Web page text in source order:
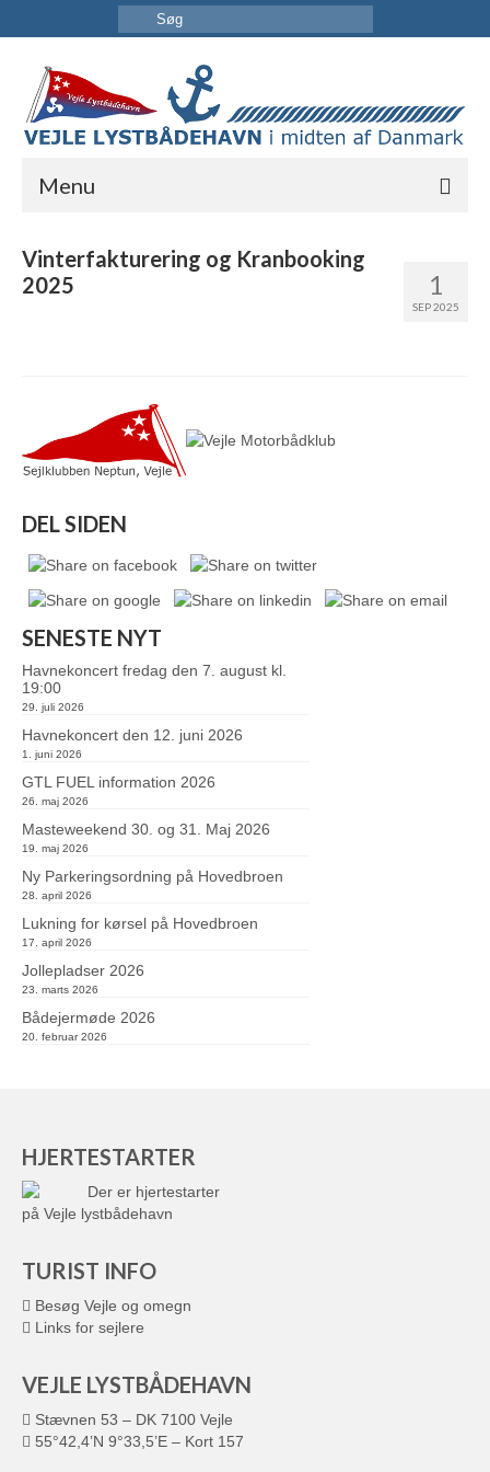
Menu
HAVNEN 1
SEP 2025
Vinterfakturering og Kranbooking
2025
DEL SIDEN
SENESTE NYT
Havnekoncert fredag den 7. august kl.
19:00
29. juli 2026
Havnekoncert den 12. juni 2026
1. juni 2026
GTL FUEL information 2026
26. maj 2026
Masteweekend 30. og 31. Maj 2026
19. maj 2026
Ny Parkeringsordning på Hovedbroen
28. april 2026
Lukning for kørsel på Hovedbroen
17. april 2026
Jollepladser 2026
23. marts 2026
Bådejermøde 2026
20. februar 2026
HJERTESTARTER
Der er hjertestarter
på Vejle lystbådehavn
TURIST INFO
Besøg Vejle og omegn
Links for sejlere
VEJLE LYSTBÅDEHAVN
Stævnen 53 – DK 7100 Vejle
55°42,4’N 9°33,5’E – Kort 157